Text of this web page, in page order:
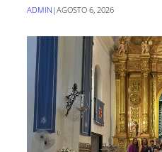
ADMIN |AGOSTO 6, 2026